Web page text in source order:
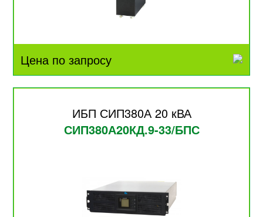
Цена по запросу
ИБП СИП380А 20 кВА
СИП380А20КД.9-33/БПС